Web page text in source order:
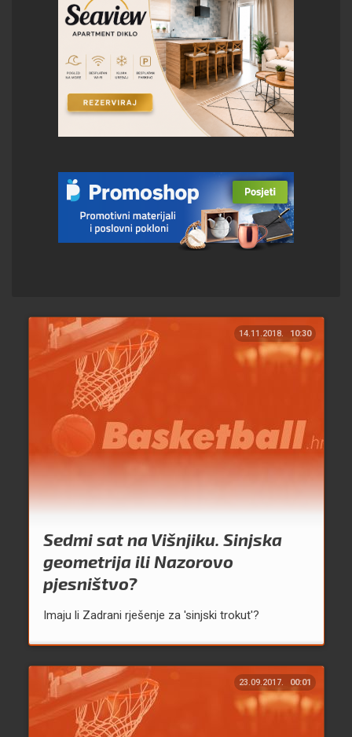
14.11.2018. 10:30
Sedmi sat na Višnjiku. Sinjska
geometrija ili Nazorovo
pjesništvo?
Imaju li Zadrani rješenje za 'sinjski trokut'?
23.09.2017. 00:01